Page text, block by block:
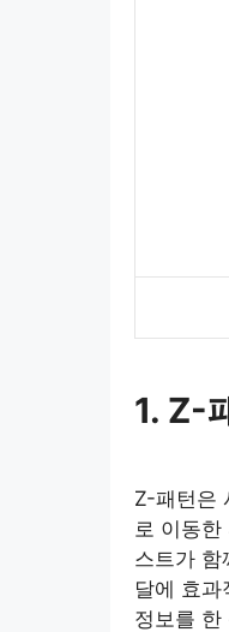
1. Z-
Z-패턴은
로 이동
스트가 함
달에 효
정보를 한